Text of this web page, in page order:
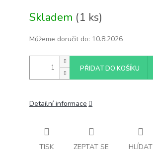
Skladem (1 ks)
Můžeme doručit do: 10.8.2026
PŘIDAT DO KOŠÍKU
Detailní informace
TISK ZEPTAT SE HLÍDAT